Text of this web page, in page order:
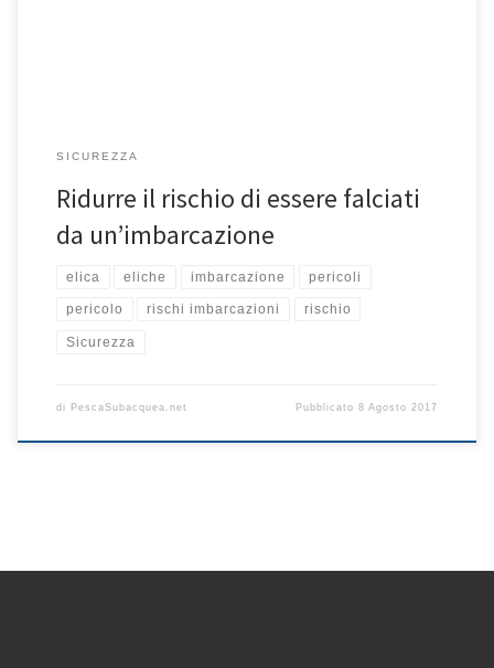
SICUREZZA
Ridurre il rischio di essere falciati
da un’imbarcazione
elica eliche imbarcazione pericoli
pericolo rischi imbarcazioni rischio
Sicurezza
di PescaSubacquea.net Pubblicato8 Agosto 2017